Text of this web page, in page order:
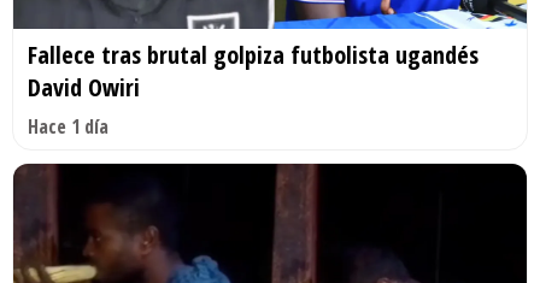
Fallece tras brutal golpiza futbolista ugandés
David Owiri
Hace 1 día